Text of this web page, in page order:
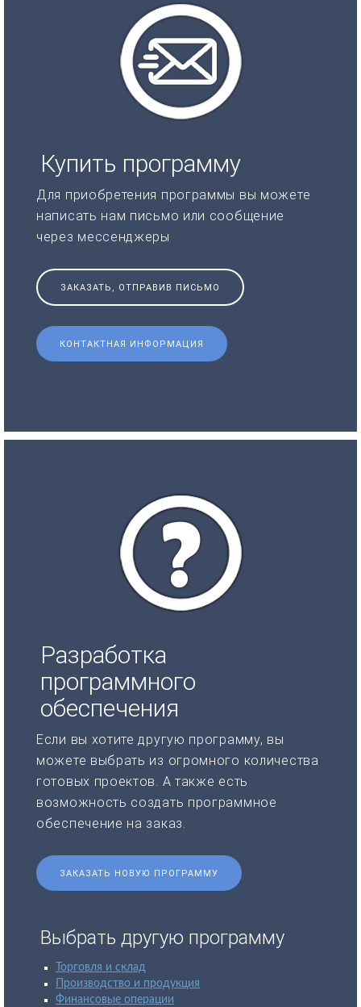
Купить программу
Для приобретения программы вы можете
написать нам письмо или сообщение
через мессенджеры
ЗАКАЗАТЬ, ОТПРАВИВ ПИСЬМО
КОНТАКТНАЯ ИНФОРМАЦИЯ
Разработка
программного
обеспечения
Если вы хотите другую программу, вы
можете выбрать из огромного количества
готовых проектов. А также есть
возможность создать программное
обеспечение на заказ.
ЗАКАЗАТЬ НОВУЮ ПРОГРАММУ
Выбрать другую программу
Торговля и склад
Производство и продукция
Финансовые операции